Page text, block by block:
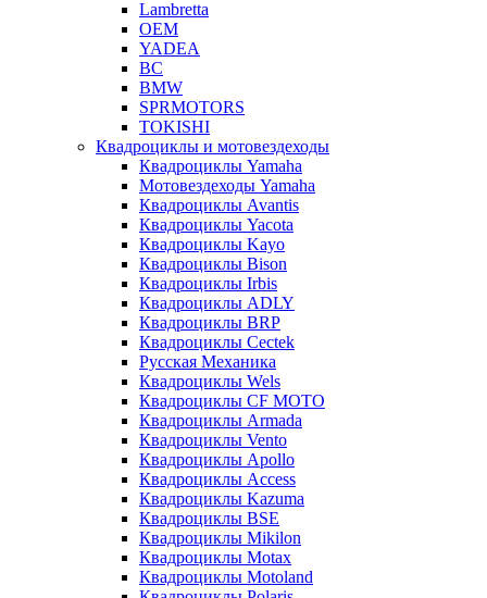
Lambretta
OEM
YADEA
BC
BMW
SPRMOTORS
TOKISHI
Квадроциклы и мотовездеходы
Квадроциклы Yamaha
Мотовездеходы Yamaha
Квадроциклы Avantis
Квадроциклы Yacota
Квадроциклы Kayo
Квадроциклы Bison
Квадроциклы Irbis
Квадроциклы ADLY
Квадроциклы BRP
Квадроциклы Cectek
Русская Механика
Квадроциклы Wels
Квадроциклы CF MOTO
Квадроциклы Armada
Квадроциклы Vento
Квадроциклы Apollo
Квадроциклы Access
Квадроциклы Kazuma
Квадроциклы BSE
Квадроциклы Mikilon
Квадроциклы Motax
Квадроциклы Motoland